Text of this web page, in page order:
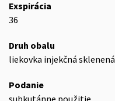
Exspirácia
36
Druh obalu
liekovka injekčná sklenená
Podanie
subkutánne použitie